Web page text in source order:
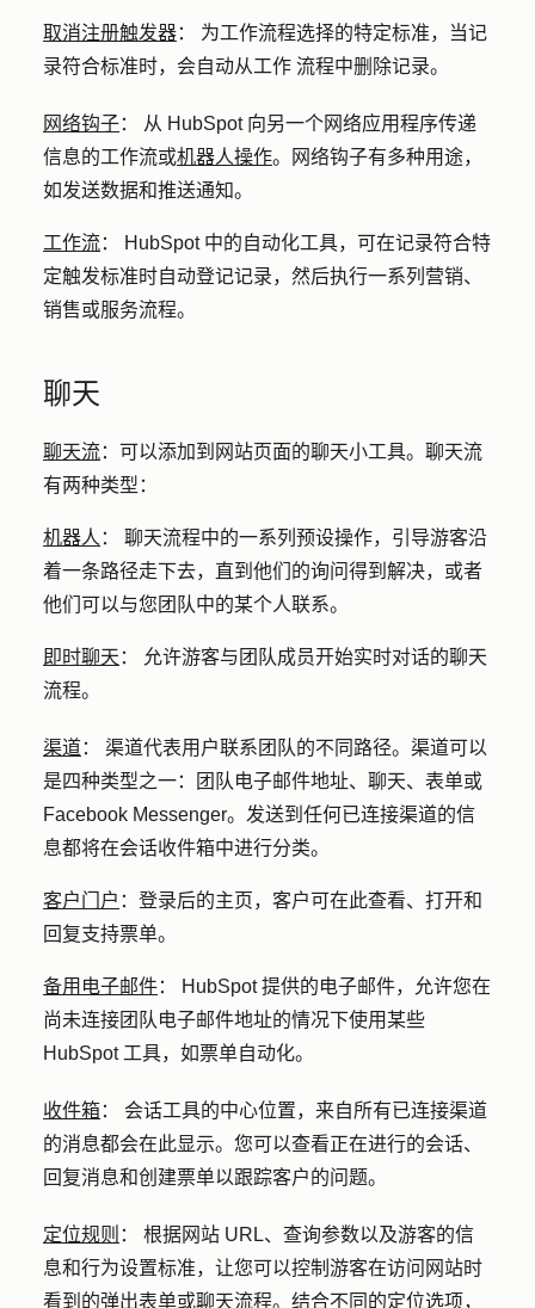
取消注册触发器： 为工作流程选择的特定标准，当记
录符合标准时，会自动从工作 流程中删除记录。
网络钩子：
从 HubSpot 向另一个网络应用程序传递
信息的工作流或机器人操作。网络钩子有多种用途，
如发送数据和推送通知。
工作流：
HubSpot 中的自动化工具，可在记录符合特
定触发标准时自动登记记录，然后执行一系列营销、
销售或服务流程。
聊天
聊天流： 可以添加到网站页面的聊天小工具。聊天流
有两种类型：
机器人 ： 聊天流程中的一系列预设操作，引导游客沿
着一条路径走下去，直到他们的询问得到解决，或者
他们可以与您团队中的某个人联系。
即时聊天 ：
允许游客与团队成员开始实时对话的聊天
流程。
渠道： 渠道代表用户联系团队的不同路径。渠道可以
是四种类型之一：团队电子邮件地址、聊天、表单或
Facebook Messenger。发送到任何已连接渠道的信
息都将在会话收件箱中进行分类。
客户门户 ：登录后的主页，客户可在此查看、打开和
回复支持票单。
备用电子邮件：
HubSpot 提供的电子邮件，允许您在
尚未连接团队电子邮件地址的情况下使用某些
HubSpot 工具，如票单自动化。
收件箱： 会话工具的中心位置，来自所有已连接渠道
的消息都会在此显示。您可以查看正在进行的会话、
回复消息和创建票单以跟踪客户的问题。
定位规则 ： 根据网站 URL、查询参数以及游客的信
息和行为设置标准，让您可以控制游客在访问网站时
看到的弹出表单或聊天流程。结合不同的定位选项，